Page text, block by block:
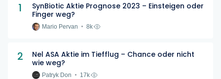
1
SynBiotic Aktie Prognose 2023 – Einsteigen oder
Finger weg?
Mario Pervan 8k
2
Nel ASA Aktie im Tiefflug – Chance oder nicht
wie weg?
Patryk Don 17k